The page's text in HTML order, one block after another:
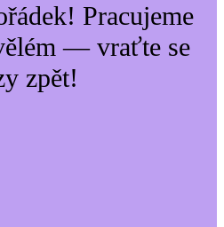
Pracujeme
— vraťte se
zpět!